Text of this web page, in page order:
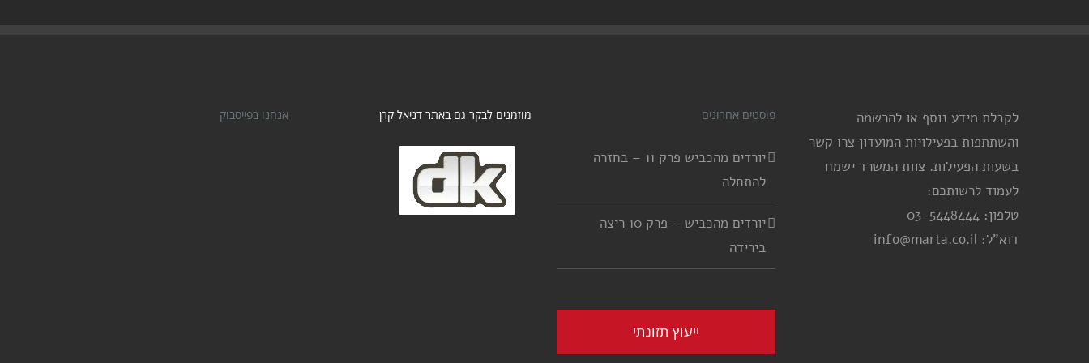
לקבלת מידע נוסף או להרשמה
והשתתפות בפעילויות המועדון צרו קשר
בשעות הפעילות. צוות המשרד ישמח
לעמוד לרשותכם:
טלפון: 03-5448444
דוא"ל: info@marta.co.il
פוסטים אחרונים
יורדים מהכביש פרק 11 – בחזרה
להתחלה
יורדים מהכביש – פרק 10 ריצה
בירידה
ייעוץ תזונתי
מוזמנים לבקר גם באתר דניאל קרן אנחנו בפייסבוק